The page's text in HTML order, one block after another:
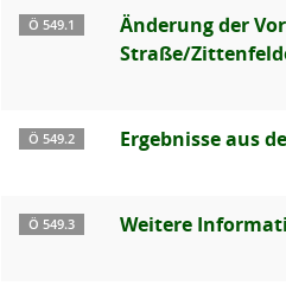
Ö 549.1
Änderung der
Straße/
Ö 549.2 Ergebnisse aus
Ö 549.3 Weitere